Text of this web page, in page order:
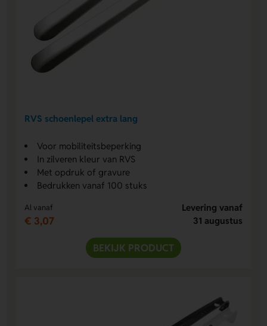
RVS schoenlepel extra lang
Voor mobiliteitsbeperking
In zilveren kleur van RVS
Met opdruk of gravure
Bedrukken vanaf 100 stuks
Al vanaf
€ 3,07
Levering vanaf
31 augustus
BEKIJK PRODUCT